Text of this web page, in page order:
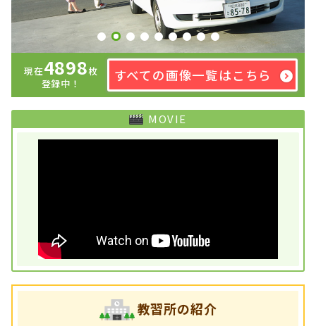
現在4898枚
登録中！
すべての画像一覧はこちら
MOVIE
教習所の紹介